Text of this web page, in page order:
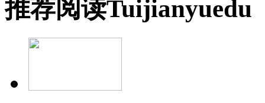
推荐阅读Tuijianyuedu